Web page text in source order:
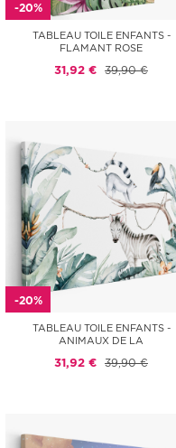
-20%
TABLEAU TOILE ENFANTS -
FLAMANT ROSE
31,92 € 39,90 €
-20%
TABLEAU TOILE ENFANTS -
ANIMAUX DE LA
31,92 € 39,90 €